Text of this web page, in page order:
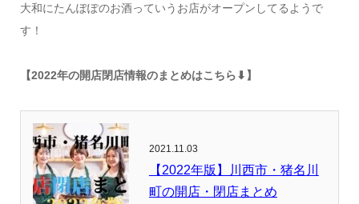
大和にたんぽぽのお酒っていうお店がオープンしてるようで
す！
【2022年の開店閉店情報のまとめはこちら⬇︎】
2021.11.03
【2022年版】川西市・猪名川
町の開店・閉店まとめ